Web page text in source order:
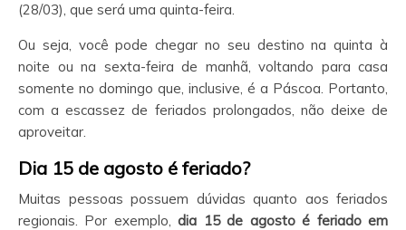
(28/03), que será uma quinta-feira.
Ou seja, você pode chegar no seu destino na quinta à
noite ou na sexta-feira de manhã, voltando para casa
somente no domingo que, inclusive, é a Páscoa. Portanto,
com a escassez de feriados prolongados, não deixe de
aproveitar.
Dia 15 de agosto é feriado?
Muitas pessoas possuem dúvidas quanto aos feriados
regionais. Por exemplo,dia 15 de agosto é feriado em